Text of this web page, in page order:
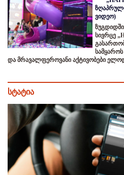
ვიდეო)
სივრცე
და მრავალფეროვანი აქტივობები
სტატია